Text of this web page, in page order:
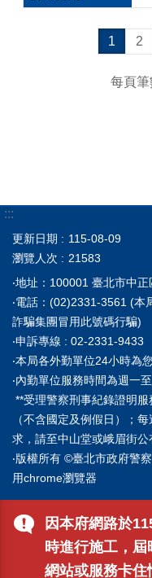
因本府網路於
時進行施工，
網站或服務卡
1 2
每頁筆
:::
更新日期
115-08-09
瀏覽人次
21583
‧地址：100001 臺北市中
‧電話：(02)2331-3561 (本
詐騙集團冒用此號碼行騙)
‧申訴專線 : 02-2331-9433
‧本局各外勤單位24小時為
‧內勤單位服務時間為週一
**受理警察刑事紀錄證明
（不含國定及例假日）；
求，請至中山堂或峨眉街公
‧版權所有 ©臺北市政府警
用chrome瀏覽器